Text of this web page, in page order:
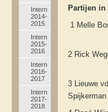
Intern
2014-
2015
Intern
2015-
2016
Intern
2016-
2017
Intern
2017-
2018
Partijen in
1 Melle
2 Rick
3 Lieuwe